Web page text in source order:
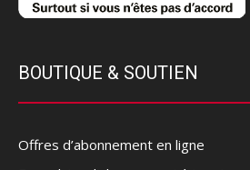
BOUTIQUE & SOUTIEN
Offres d’abonnement en ligne